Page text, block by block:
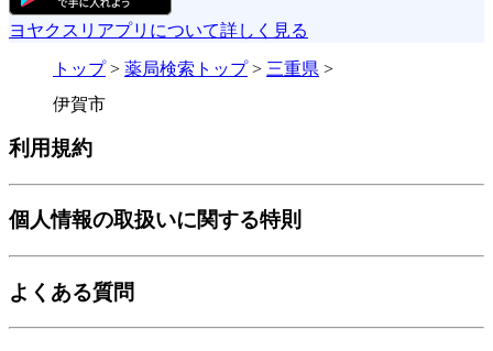
ヨヤクスリアプリについて詳しく見る
トップ> 薬局検索トップ> 三重県 >
伊賀市
利用規約
個人情報の取扱いに関する特則
よくある質問